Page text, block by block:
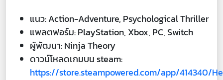
แนว: Action-Adventure, Psychological Thriller
แพลตฟอร์ม: PlayStation, Xbox, PC, Switch
ผู้พัฒนา: Ninja Theory
ดาวน์โหลดเกมบน steam:
https://store.steampowered.com/app/414340/